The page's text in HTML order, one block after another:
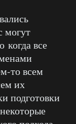
могут
когда все
то всем
их
подготовки